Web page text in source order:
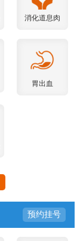
消化道息肉
胃出血
预约挂号